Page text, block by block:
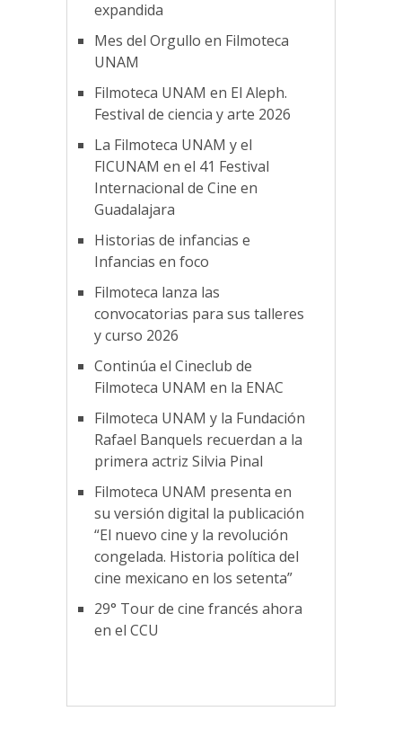
expandida
Mes del Orgullo en Filmoteca
UNAM
Filmoteca UNAM en El Aleph.
Festival de ciencia y arte 2026
La Filmoteca UNAM y el
FICUNAM en el 41 Festival
Internacional de Cine en
Guadalajara
Historias de infancias e
Infancias en foco
Filmoteca lanza las
convocatorias para sus talleres
y curso 2026
Continúa el Cineclub de
Filmoteca UNAM en la ENAC
Filmoteca UNAM y la Fundación
Rafael Banquels recuerdan a la
primera actriz Silvia Pinal
Filmoteca UNAM presenta en
su versión digital la publicación
“El nuevo cine y la revolución
congelada. Historia política del
cine mexicano en los setenta”
29° Tour de cine francés ahora
en el CCU